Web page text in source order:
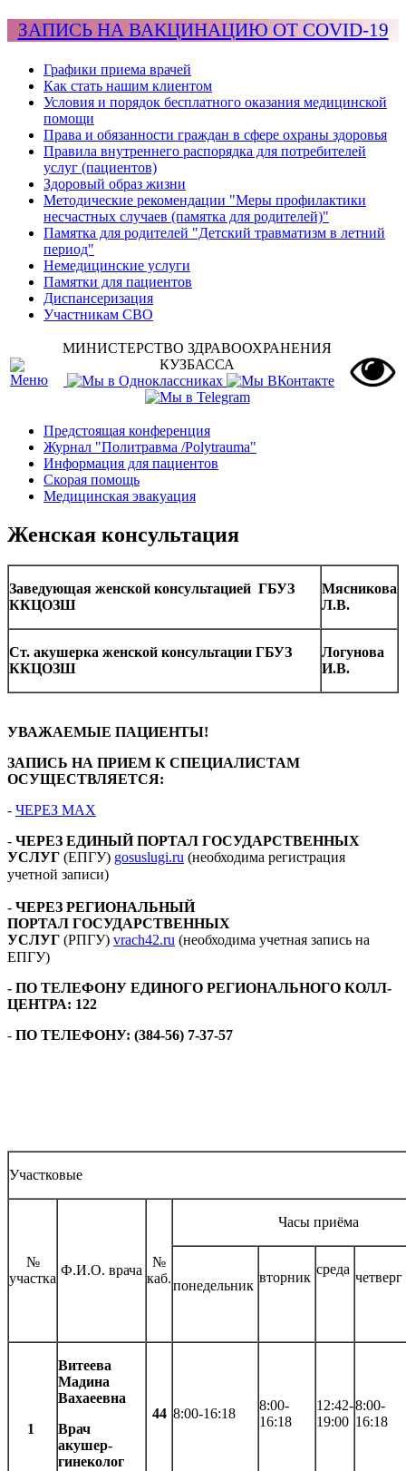
ЗАПИСЬ НА ВАКЦИНАЦИЮ ОТ COVID-19
Графики приема врачей
Как стать нашим клиентом
Условия и порядок бесплатного оказания медицинской
помощи
Права и обязанности граждан в сфере охраны здоровья
Правила внутреннего распорядка для потребителей
услуг (пациентов)
Здоровый образ жизни
Методические рекомендации "Меры профилактики
несчастных случаев (памятка для родителей)"
Памятка для родителей "Детский травматизм в летний
период"
Немедицинские услуги
Памятки для пациентов
Диспансеризация
Участникам СВО
МИНИСТЕРСТВО ЗДРАВООХРАНЕНИЯ
КУЗБАССА
Предстоящая конференция
Журнал "Политравма /Polytrauma"
Информация для пациентов
Скорая помощь
Медицинская эвакуация
Женская консультация
Заведующая женской консультацией ГБУЗ
ККЦОЗШ
Мясникова
Л.В.
Ст. акушерка женской консультации ГБУЗ
ККЦОЗШ
Логунова
И.В.
УВАЖАЕМЫЕ ПАЦИЕНТЫ!
ЗАПИСЬ НА ПРИЕМ К СПЕЦИАЛИСТАМ
ОСУЩЕСТВЛЯЕТСЯ:
- ЧЕРЕЗ МАХ
- ЧЕРЕЗ ЕДИНЫЙ ПОРТАЛ ГОСУДАРСТВЕННЫХ
УСЛУГ (ЕПГУ) gosuslugi.ru (необходима регистрация
учетной записи) ⠀
- ЧЕРЕЗ РЕГИОНАЛЬНЫЙ
ПОРТАЛ ГОСУДАРСТВЕННЫХ
УСЛУГ (РПГУ) vrach42.ru (необходима учетная запись на
ЕПГУ) ⠀
- ПО ТЕЛЕФОНУ ЕДИНОГО РЕГИОНАЛЬНОГО КОЛЛ-
ЦЕНТРА: 122
- ПО ТЕЛЕФОНУ: (384-56) 7-37-57
Участковые
№
участка
Ф.И.О. врача
№
каб.
Часы приёма
понедельник
вторник
среда
четверг
1
Витеева
Мадина
Вахаеевна
Врач
акушер-
гинеколог
44 8:00-16:18
8:00-
16:18
12:42-
19:00
8:00-
16:18